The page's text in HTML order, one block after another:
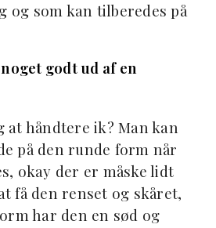
og som kan tilberedes på
godt ud af en
at håndtere ik? Man kan
på den runde form når
okay der er måske lidt
få den renset og skåret,
har den en sød og